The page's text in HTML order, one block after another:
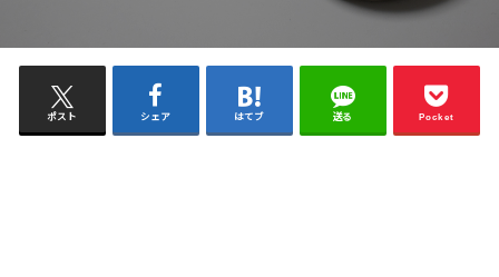
ポスト シェア はてブ 送る Pocket